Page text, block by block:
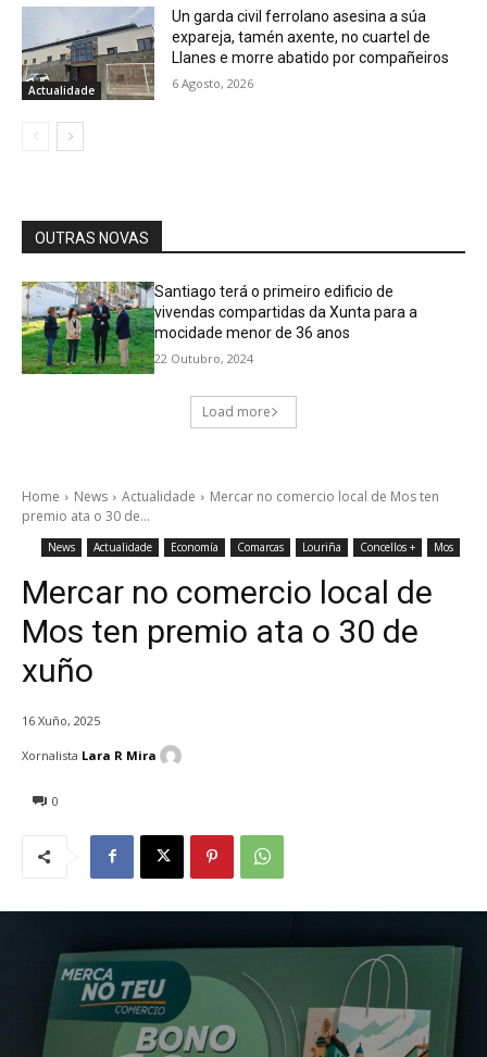
Actualidade
Un garda civil ferrolano asesina a súa
expareja, tamén axente, no cuartel de
Llanes e morre abatido por compañeiros
6 Agosto, 2026
OUTRAS NOVAS
Santiago terá o primeiro edificio de
vivendas compartidas da Xunta para a
mocidade menor de 36 anos
22 Outubro, 2024
Load more